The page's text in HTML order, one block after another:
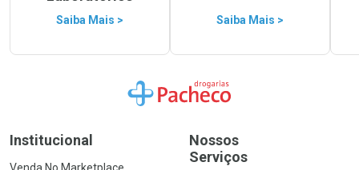
Saiba Mais > Saiba Mais >
Ir para a Home
Institucional
Nossos
Serviços